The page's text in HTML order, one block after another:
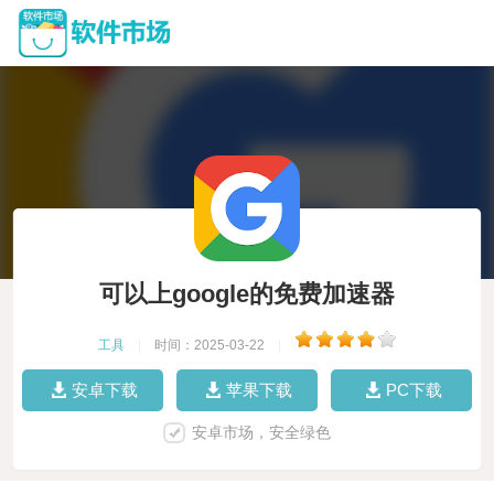
可以上google的免费加速器
工具 时间：2025-03-22
安卓下载 苹果下载 PC下载
安卓市场，安全绿色